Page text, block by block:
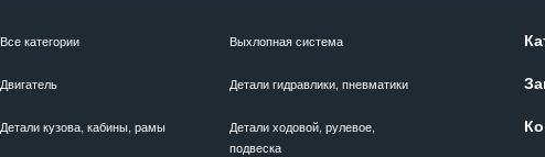
Все категории Выхлопная система
Двигатель Детали гидравлики, пневматики
Детали кузова, кабины, рамы
Детали ходовой, рулевое,
подвеска